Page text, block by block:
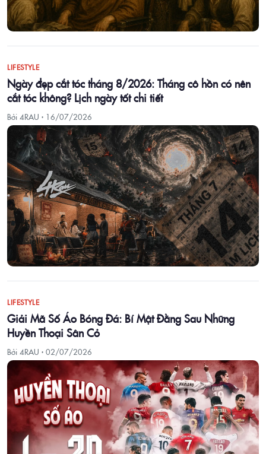
LIFESTYLE
Ngày đẹp cắt tóc tháng 8/2026: Tháng cô hồn có nên
cắt tóc không? Lịch ngày tốt chi tiết
Bởi 4RAU · 16/07/2026
LIFESTYLE
Giải Mã Số Áo Bóng Đá: Bí Mật Đằng Sau Những
Huyền Thoại Sân Cỏ
Bởi 4RAU · 02/07/2026